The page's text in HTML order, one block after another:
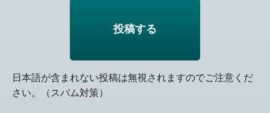
日本語が含まれない投稿は無視されますのでご注意くだ
さい。（スパム対策）